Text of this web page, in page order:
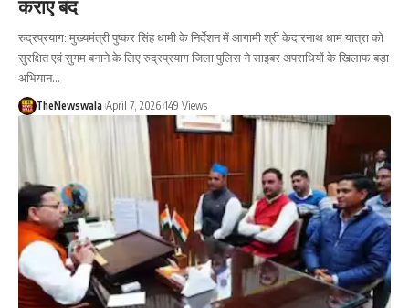
कराए बंद
रुद्रप्रयाग: मुख्यमंत्री पुष्कर सिंह धामी के निर्देशन में आगामी श्री केदारनाथ धाम यात्रा को
सुरक्षित एवं सुगम बनाने के लिए रुद्रप्रयाग जिला पुलिस ने साइबर अपराधियों के खिलाफ बड़ा
अभियान…
TheNewswala April 7, 2026 149 Views